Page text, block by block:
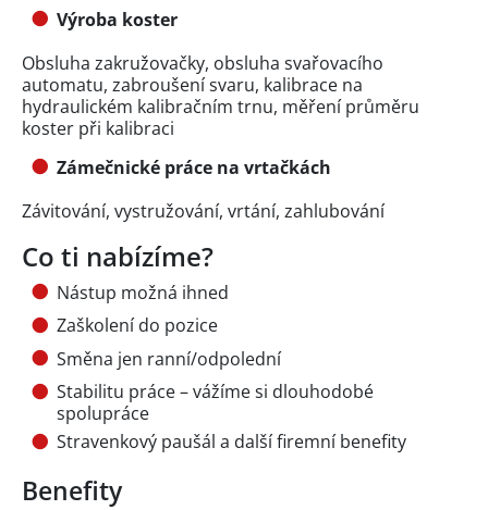
Výroba koster
Obsluha zakružovačky, obsluha svařovacího
automatu, zabroušení svaru, kalibrace na
hydraulickém kalibračním trnu, měření průměru
koster při kalibraci
Zámečnické práce na vrtačkách
Závitování, vystružování, vrtání, zahlubování
Co ti nabízíme?
Nástup možná ihned
Zaškolení do pozice
Směna jen ranní/odpolední
Stabilitu práce – vážíme si dlouhodobé
spolupráce
Stravenkový paušál a další firemní benefity
Benefity